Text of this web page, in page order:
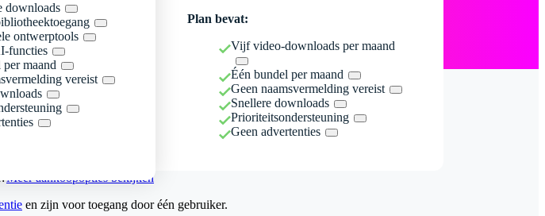
downloads
ontwerptools
functies
maand
vereist
Plan bevat:
Vijf video-downloads per maand
Één bundel per maand
Geen naamsvermelding vereist
Snellere downloads
Prioriteitsondersteuning
Geen advertenties
Meer aankoopopties bekijken
en zijn voor toegang door één gebruiker.